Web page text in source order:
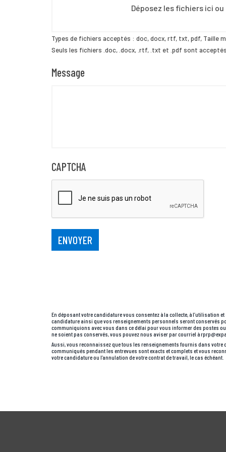
Déposez les fichiers ici ou
Types de fichiers acceptés : doc, docx, rtf, txt, pdf, Taille
Seuls les fichiers .doc, .docx, .rtf, .txt et .pdf sont
Message
CAPTCHA
En déposant votre candidature vous consentez à la collecte, à l’utilisation
candidature ainsi que vos renseignements personnels seront conservés
communiquions avec vous dans ce délai pour vous informer des postes
ne soient pas conservés, vous pouvez nous aviser par courriel à
Aussi, vous reconnaissez que tous les renseignements fournis dans
communiqués pendant les entrevues sont exacts et complets et vous
votre candidature ou l’annulation de votre contrat de travail, le cas échéant.